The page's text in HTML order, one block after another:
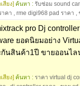
สียง] ค้นหา : รับซ่อม sound
าคา , rme digi968 pad ราคา ,
pro Dj
ยอดนิยมอย่าง
กันสินค้า1ปี ขายออนไ
สียง] ค้นหา : ราคา virtual dj